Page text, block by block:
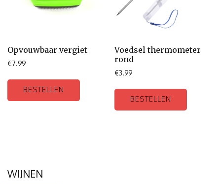
Opvouwbaar vergiet
€7.99
BESTELLEN
Voedsel thermometer
rond
€3.99
BESTELLEN
WIJNEN